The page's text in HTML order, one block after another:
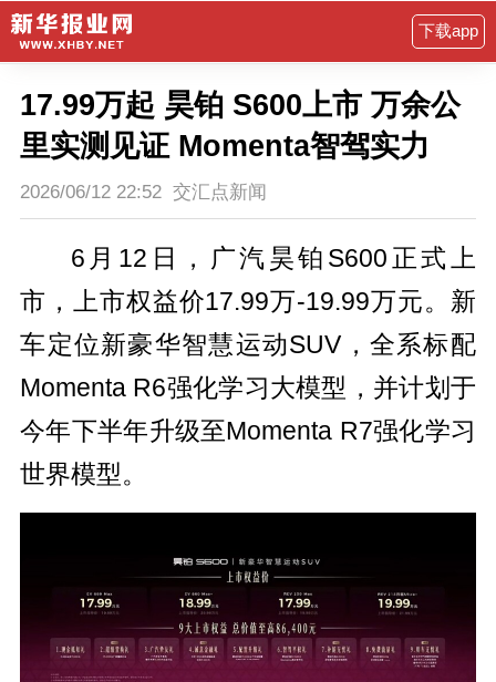
下载app
17.99万起 昊铂 S600上市 万余公
里实测见证 Momenta智驾实力
2026/06/12 22:52 交汇点新闻
6月12日，广汽昊铂S600正式上
市，上市权益价17.99万-19.99万元。新
车定位新豪华智慧运动SUV，全系标配
Momenta R6强化学习大模型，并计划于
今年下半年升级至Momenta R7强化学习
世界模型。